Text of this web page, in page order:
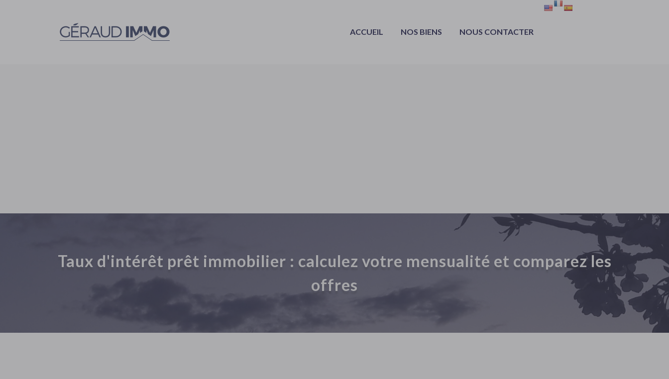
ACCUEIL NOS BIENS NOUS CONTACTER
Taux d'intérêt prêt immobilier : calculez votre mensualité et comparez les
offres